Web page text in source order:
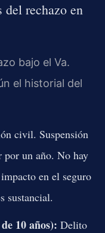
del rechazo en
bajo el Va.
el historial del
civil. Suspensión
un año. No hay
en el seguro
sustancial.
10 años): Delito